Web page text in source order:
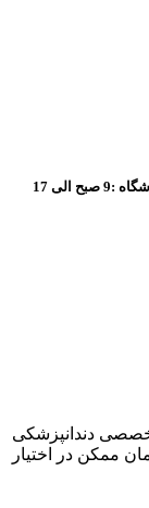
شفامارکت همراه زندگی حرفه ای شما - ساعت کاری فروشگاه :9 صبح الی 17
دندانپزشکی
ممکن در اختیار